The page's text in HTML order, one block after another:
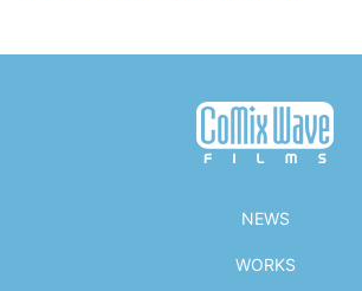
NEWS
WORKS